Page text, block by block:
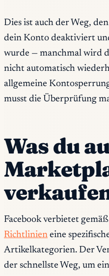
Dies ist auch der Weg,
dein Konto deaktiviert
wurde — manchmal wird
nicht automatisch
allgemeine
musst die Überprüfung
Was du
Facebook verbietet
Richtlinien eine
Artikelkategorien. Der
der schnellste Weg, um